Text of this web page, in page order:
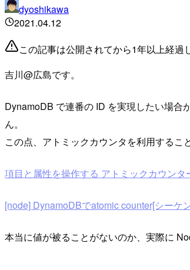
dyoshikawa
2021.04.12
この記事は公開されてから1年以上経過
吉川@広島です。
DynamoDB で連番の ID を実現したい場合
ん。
この点、アトミックカウンタを利用するこ
項目と属性を操作する アトミックカウンタ
[node] DynamoDBでatomic counter[シーケ
本当に値が被ることがないのか、実際に